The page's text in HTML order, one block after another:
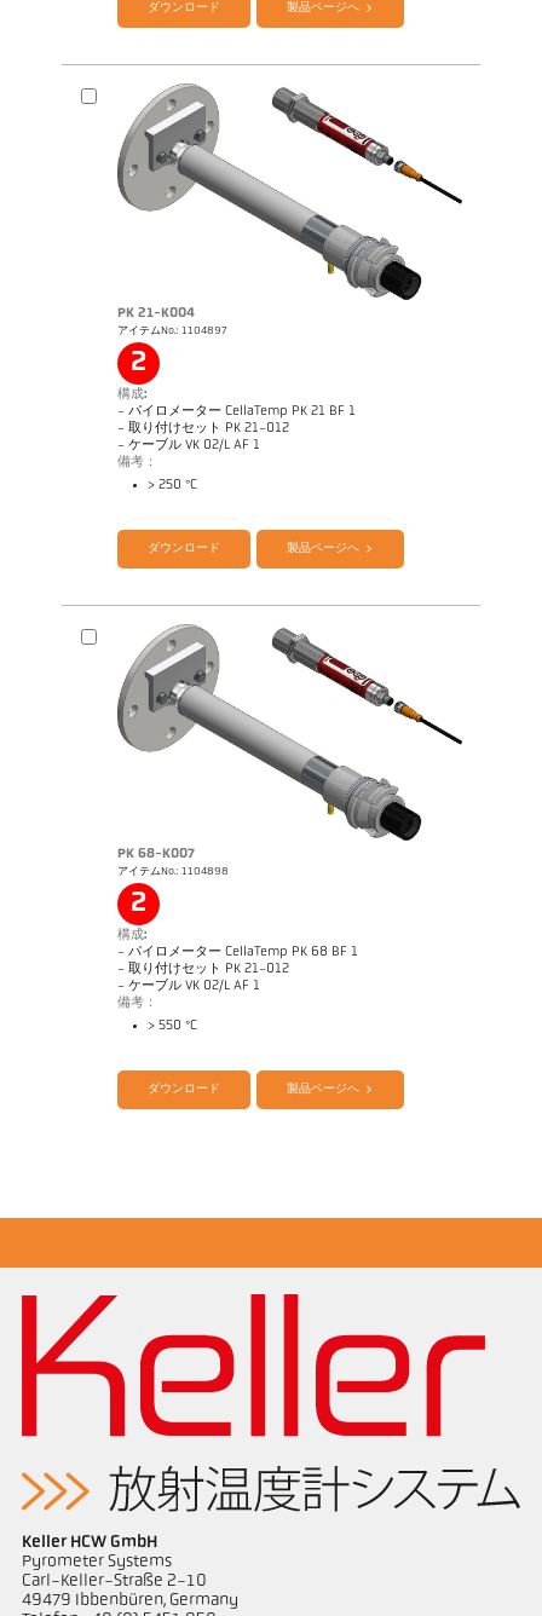
ダウンロード 製品ページへ
PK 21-K004
アイテムNo.: 1104897
2
構成:
- パイロメーター CellaTemp PK 21 BF 1
- 取り付けセット PK 21-012
- ケーブル VK 02/L AF 1
備考：
> 250 °C
ダウンロード 製品ページへ
PK 68-K007
アイテムNo.: 1104898
2
構成:
- パイロメーター CellaTemp PK 68 BF 1
- 取り付けセット PK 21-012
- ケーブル VK 02/L AF 1
備考：
> 550 °C
アプリケーションレポート Furnace 図面 PK 68-K007
ダウンロード 製品ページへ
Keller HCW GmbH
Pyrometer Systems
Carl-Keller-Straße 2-10
49479 Ibbenbüren, Germany